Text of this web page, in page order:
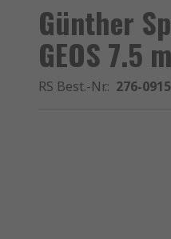
Günther
GEOS 7.5
RS Best.-Nr.: 276-0915